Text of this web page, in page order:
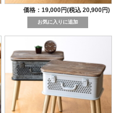
価格：19,000円(税込 20,900円)